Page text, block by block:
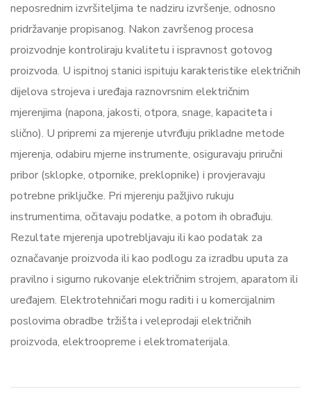
neposrednim izvršiteljima te nadziru izvršenje, odnosno
pridržavanje propisanog. Nakon završenog procesa
proizvodnje kontroliraju kvalitetu i ispravnost gotovog
proizvoda. U ispitnoj stanici ispituju karakteristike električnih
dijelova strojeva i uređaja raznovrsnim električnim
mjerenjima (napona, jakosti, otpora, snage, kapaciteta i
slično). U pripremi za mjerenje utvrđuju prikladne metode
mjerenja, odabiru mjerne instrumente, osiguravaju priručni
pribor (sklopke, otpornike, preklopnike) i provjeravaju
potrebne priključke. Pri mjerenju pažljivo rukuju
instrumentima, očitavaju podatke, a potom ih obrađuju.
Rezultate mjerenja upotrebljavaju ili kao podatak za
označavanje proizvoda ili kao podlogu za izradbu uputa za
pravilno i sigurno rukovanje električnim strojem, aparatom ili
uređajem. Elektrotehničari mogu raditi i u komercijalnim
poslovima obradbe tržišta i veleprodaji električnih
proizvoda, elektroopreme i elektromaterijala.